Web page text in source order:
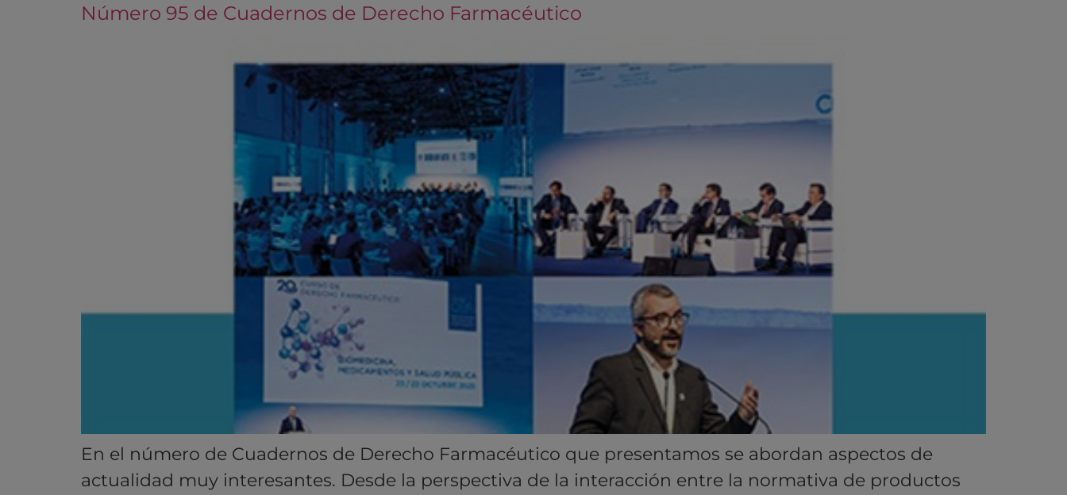
Número 95 de Cuadernos de Derecho Farmacéutico
En el número de Cuadernos de Derecho Farmacéutico que presentamos se abordan aspectos de
actualidad muy interesantes. Desde la perspectiva de la interacción entre la normativa de productos